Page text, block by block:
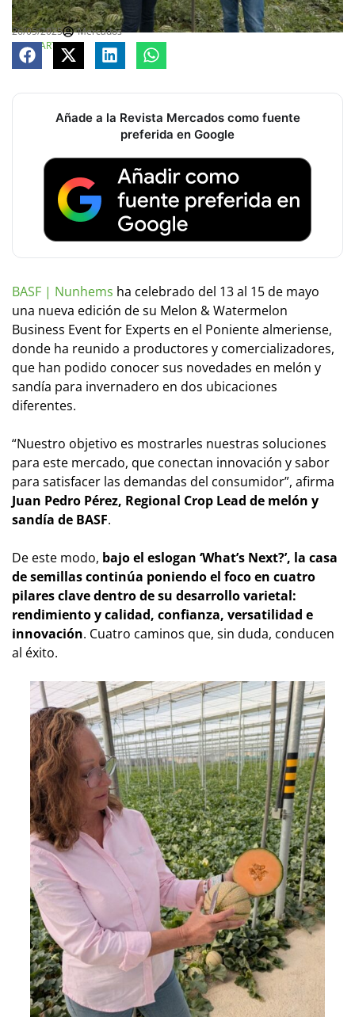
26/05/2025
Mercados
COMPARTE
Añade a la Revista Mercados como fuente
preferida en Google
BASF | Nunhems ha celebrado del 13 al 15 de mayo
una nueva edición de su Melon & Watermelon
Business Event for Experts en el Poniente almeriense,
donde ha reunido a productores y comercializadores,
que han podido conocer sus novedades en melón y
sandía para invernadero en dos ubicaciones
diferentes.
“Nuestro objetivo es mostrarles nuestras soluciones
para este mercado, que conectan innovación y sabor
para satisfacer las demandas del consumidor”, afirma
Juan Pedro Pérez, Regional Crop Lead de melón y
sandía de BASF.
De este modo, bajo el eslogan ‘What’s Next?’, la casa
de semillas continúa poniendo el foco en cuatro
pilares clave dentro de su desarrollo varietal:
rendimiento y calidad, confianza, versatilidad e
innovación. Cuatro caminos que, sin duda, conducen
al éxito.